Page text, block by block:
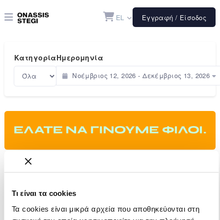
Τι είναι τα cookies
Τα cookies είναι μικρά αρχεία που αποθηκεύονται στη
EL Εγγραφή / Είσοδος
ΚατηγορίαΗμερομηνία
Νοέμβριος 12, 2026 - Δεκέμβριος 13, 2026